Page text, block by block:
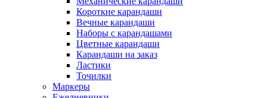
Короткие карандаши
Вечные карандаши
Наборы с карандашами
Цветные карандаши
Карандаши на заказ
Ластики
Точилки
Маркеры